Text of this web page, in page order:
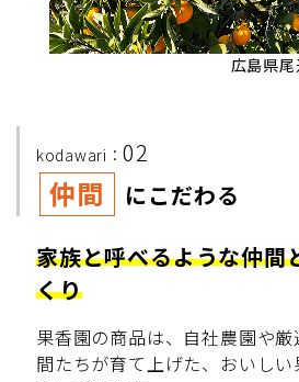
広島県
kodawari：02
仲間
にこだわる
家族と呼べるような仲間
くり
果香園の商品は、自社農園や
間たちが育て上げた、おいし